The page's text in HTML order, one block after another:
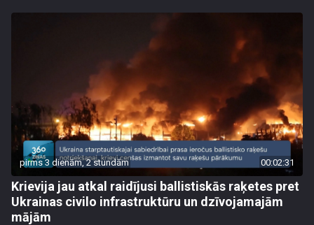
pirms 3 dienām, 2 stundām 00:02:31
Krievija jau atkal raidījusi ballistiskās raķetes pret
Ukrainas civilo infrastruktūru un dzīvojamajām
mājām